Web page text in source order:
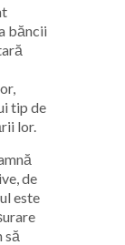
băncii
tip de
lor.
de
este
să